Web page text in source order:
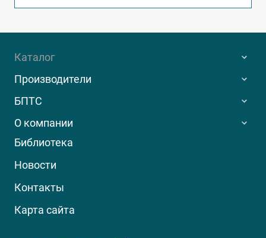
Каталог
Производители
БПТС
О компании
Библиотека
Новости
Контакты
Карта сайта